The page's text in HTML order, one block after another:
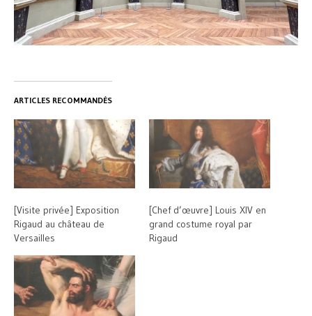
ARTICLES RECOMMANDÉS
[Visite privée] Exposition
Rigaud au château de
Versailles
[Chef d’œuvre] Louis XIV en
grand costume royal par
Rigaud